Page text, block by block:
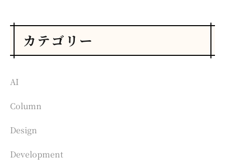
カテゴリー
AI
Column
Design
Development